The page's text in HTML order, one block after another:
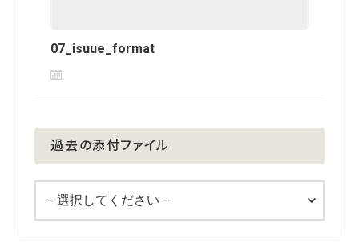
07_isuue_format
過去の添付ファイル